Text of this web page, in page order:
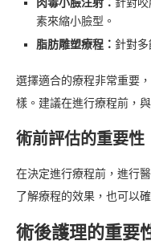
肉毒小臉注射： 針對
素來縮小臉型。
脂肪雕塑療程： 針對
選擇適合的療程非常重要
樣。建議在進行療程前，
術前評估的重要性
在決定進行療程前，進行
了解療程的效果，也可以
術後護理的重要